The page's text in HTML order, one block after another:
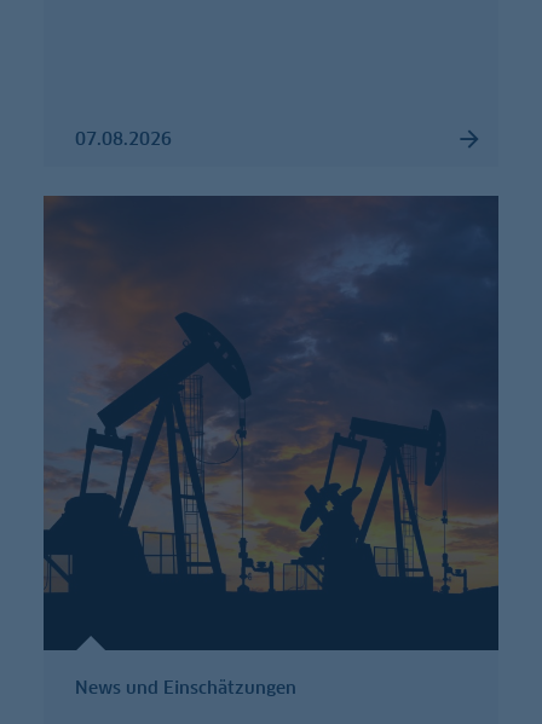
07.08.2026
News und Einschätzungen